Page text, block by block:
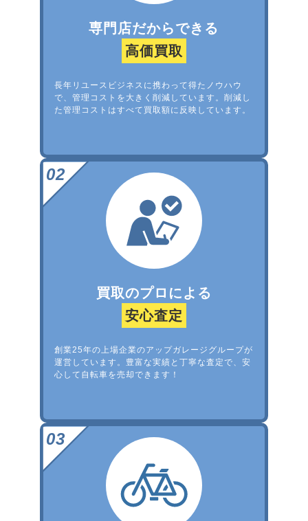
専門店だからできる
高価買取
長年リユースビジネスに携わって得たノウハウ
で、管理コストを大きく削減しています。削減し
た管理コストはすべて買取額に反映しています。
買取のプロによる
安心査定
創業25年の上場企業のアップガレージグループが
運営しています。豊富な実績と丁寧な査定で、安
心して自転車を売却できます！